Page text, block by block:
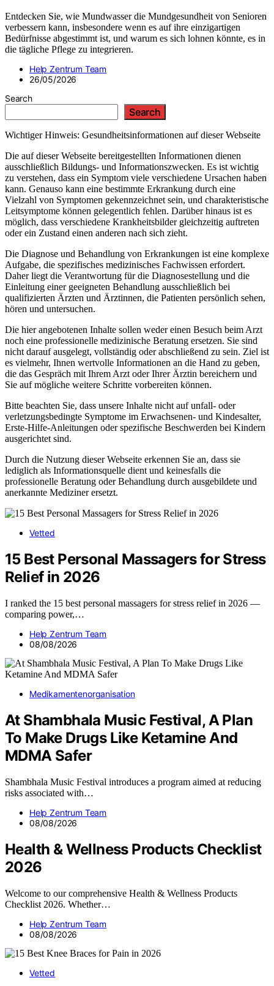
Entdecken Sie, wie Mundwasser die Mundgesundheit von Senioren
verbessern kann, insbesondere wenn es auf ihre einzigartigen
Bedürfnisse abgestimmt ist, und warum es sich lohnen könnte, es in
die tägliche Pflege zu integrieren.
Help Zentrum Team
26/05/2026
Search
Search
Wichtiger Hinweis: Gesundheitsinformationen auf dieser Webseite
Die auf dieser Webseite bereitgestellten Informationen dienen
ausschließlich Bildungs- und Informationszwecken. Es ist wichtig
zu verstehen, dass ein Symptom viele verschiedene Ursachen haben
kann. Genauso kann eine bestimmte Erkrankung durch eine
Vielzahl von Symptomen gekennzeichnet sein, und charakteristische
Leitsymptome können gelegentlich fehlen. Darüber hinaus ist es
möglich, dass verschiedene Krankheitsbilder gleichzeitig auftreten
oder ein Zustand einen anderen nach sich zieht.
Die Diagnose und Behandlung von Erkrankungen ist eine komplexe
Aufgabe, die spezifisches medizinisches Fachwissen erfordert.
Daher liegt die Verantwortung für die Diagnosestellung und die
Einleitung einer geeigneten Behandlung ausschließlich bei
qualifizierten Ärzten und Ärztinnen, die Patienten persönlich sehen,
hören und untersuchen.
Die hier angebotenen Inhalte sollen weder einen Besuch beim Arzt
noch eine professionelle medizinische Beratung ersetzen. Sie sind
nicht darauf ausgelegt, vollständig oder abschließend zu sein. Ziel ist
es vielmehr, Ihnen wertvolle Informationen an die Hand zu geben,
die das Gespräch mit Ihrem Arzt oder Ihrer Ärztin bereichern und
Sie auf mögliche weitere Schritte vorbereiten können.
Bitte beachten Sie, dass unsere Inhalte nicht auf unfall- oder
verletzungsbedingte Symptome im Erwachsenen- und Kindesalter,
Erste-Hilfe-Anleitungen oder spezifische Beschwerden bei Kindern
ausgerichtet sind.
Durch die Nutzung dieser Webseite erkennen Sie an, dass sie
lediglich als Informationsquelle dient und keinesfalls die
professionelle Beratung oder Behandlung durch ausgebildete und
anerkannte Mediziner ersetzt.
Vetted
15 Best Personal Massagers for Stress
Relief in 2026
I ranked the 15 best personal massagers for stress relief in 2026 —
comparing power,…
Help Zentrum Team
08/08/2026
Medikamentenorganisation
At Shambhala Music Festival, A Plan
To Make Drugs Like Ketamine And
MDMA Safer
Shambhala Music Festival introduces a program aimed at reducing
risks associated with…
Help Zentrum Team
08/08/2026
Health & Wellness Products Checklist
2026
Welcome to our comprehensive Health & Wellness Products
Checklist 2026. Whether…
Help Zentrum Team
08/08/2026
Vetted